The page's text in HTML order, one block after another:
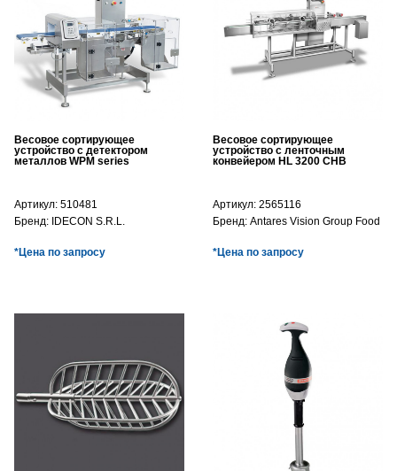
Весовое сортирующее
устройство с детектором
металлов WPM series
Артикул: 510481
Бренд: IDECON S.R.L.
*Цена по запросу
Весовое сортирующее
устройство с ленточным
конвейером HL 3200 CHB
Артикул: 2565116
Бренд: Antares Vision Group Food
*Цена по запросу